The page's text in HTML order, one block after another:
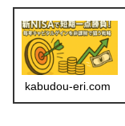
kabudou-eri.com